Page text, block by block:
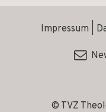
© TVZ
Impressum